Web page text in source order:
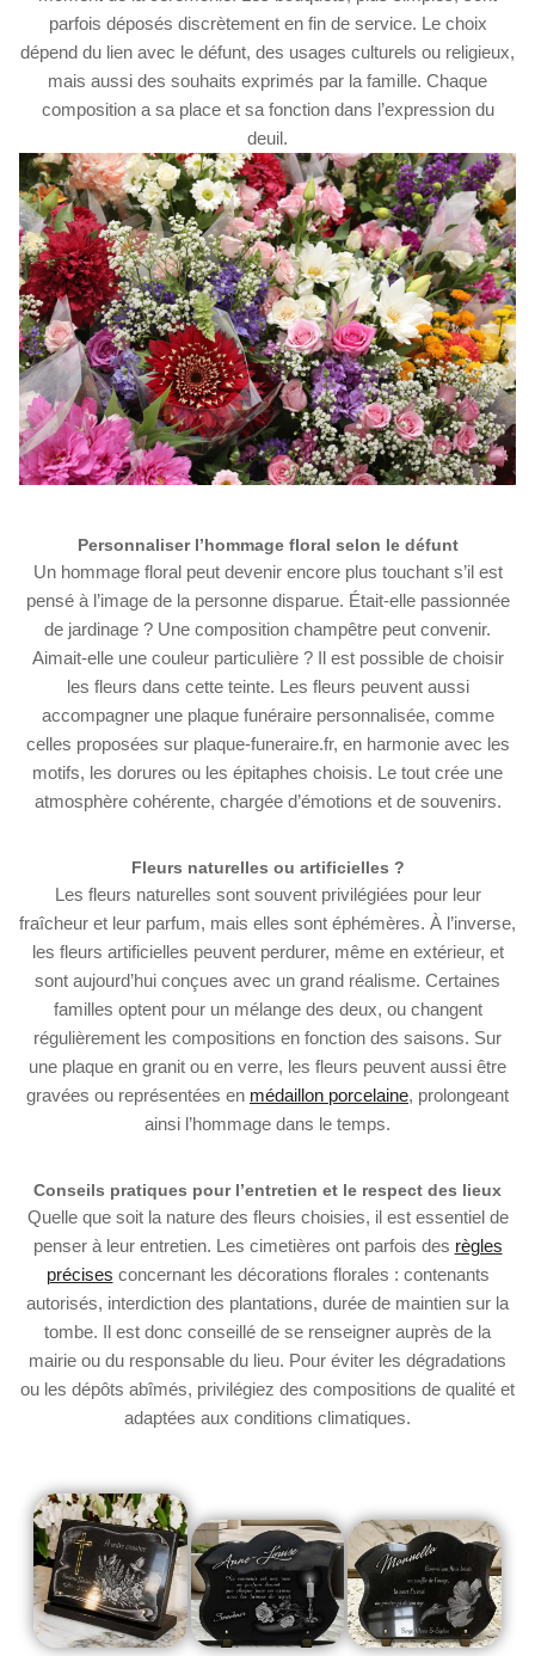
parfois déposés discrètement en fin de service. Le choix
dépend du lien avec le défunt, des usages culturels ou religieux,
mais aussi des souhaits exprimés par la famille. Chaque
composition a sa place et sa fonction dans l’expression du
deuil.
Personnaliser l’hommage floral selon le défunt
Un hommage floral peut devenir encore plus touchant s’il est
pensé à l’image de la personne disparue. Était-elle passionnée
de jardinage ? Une composition champêtre peut convenir.
Aimait-elle une couleur particulière ? Il est possible de choisir
les fleurs dans cette teinte. Les fleurs peuvent aussi
accompagner une plaque funéraire personnalisée, comme
celles proposées sur plaque-funeraire.fr, en harmonie avec les
motifs, les dorures ou les épitaphes choisis. Le tout crée une
atmosphère cohérente, chargée d’émotions et de souvenirs.
Fleurs naturelles ou artificielles ?
Les fleurs naturelles sont souvent privilégiées pour leur
fraîcheur et leur parfum, mais elles sont éphémères. À l’inverse,
les fleurs artificielles peuvent perdurer, même en extérieur, et
sont aujourd’hui conçues avec un grand réalisme. Certaines
familles optent pour un mélange des deux, ou changent
régulièrement les compositions en fonction des saisons. Sur
une plaque en granit ou en verre, les fleurs peuvent aussi être
gravées ou représentées en médaillon porcelaine, prolongeant
ainsi l’hommage dans le temps.
Conseils pratiques pour l’entretien et le respect des lieux
Quelle que soit la nature des fleurs choisies, il est essentiel de
penser à leur entretien. Les cimetières ont parfois des règles
précises concernant les décorations florales : contenants
autorisés, interdiction des plantations, durée de maintien sur la
tombe. Il est donc conseillé de se renseigner auprès de la
mairie ou du responsable du lieu. Pour éviter les dégradations
ou les dépôts abîmés, privilégiez des compositions de qualité et
adaptées aux conditions climatiques.